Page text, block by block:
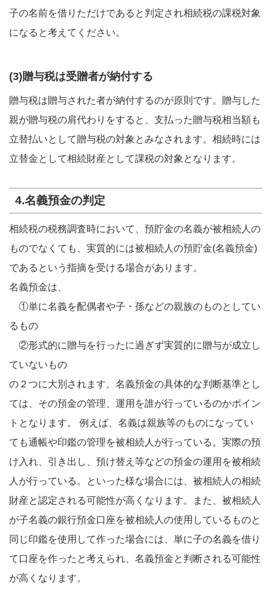
子の名前を借りただけであると判定され相続税の課税対象
になると考えてください。
(3)贈与税は受贈者が納付する
贈与税は贈与された者が納付するのが原則です。贈与した
親が贈与税の肩代わりをすると、支払った贈与税相当額も
立替払いとして贈与税の対象とみなされます。相続時には
立替金として相続財産として課税の対象となります。
4.名義預金の判定
相続税の税務調査時において、預貯金の名義が被相続人の
ものでなくても、実質的には被相続人の預貯金(名義預金)
であるという指摘を受ける場合があります。
名義預金は、
①単に名義を配偶者や子・孫などの親族のものとしてい
るもの
②形式的に贈与を行ったに過ぎず実質的に贈与が成立し
ていないもの
の２つに大別されます。名義預金の具体的な判断基準とし
ては、その預金の管理、運用を誰が行っているのかポイン
トとなります。 例えば、名義は親族等のものになってい
ても通帳や印鑑の管理を被相続人が行っている。実際の預
け入れ、引き出し、預け替え等などの預金の運用を被相続
人が行っている。といった様な場合には、被相続人の相続
財産と認定される可能性が高くなります。また、被相続人
が子名義の銀行預金口座を被相続人の使用しているものと
同じ印鑑を使用して作った場合には、単に子の名義を借り
て口座を作ったと考えられ、名義預金と判断される可能性
が高くなります。